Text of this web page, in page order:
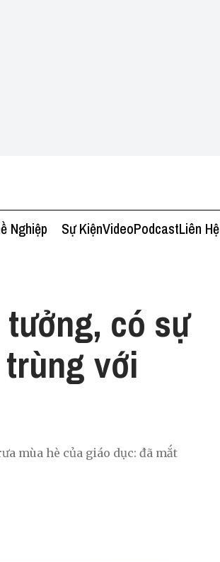
Nghiệp Sự KiệnVideoPodcastLiên Hệ
có sự
với
mùa hè của giáo dục: đã mắt